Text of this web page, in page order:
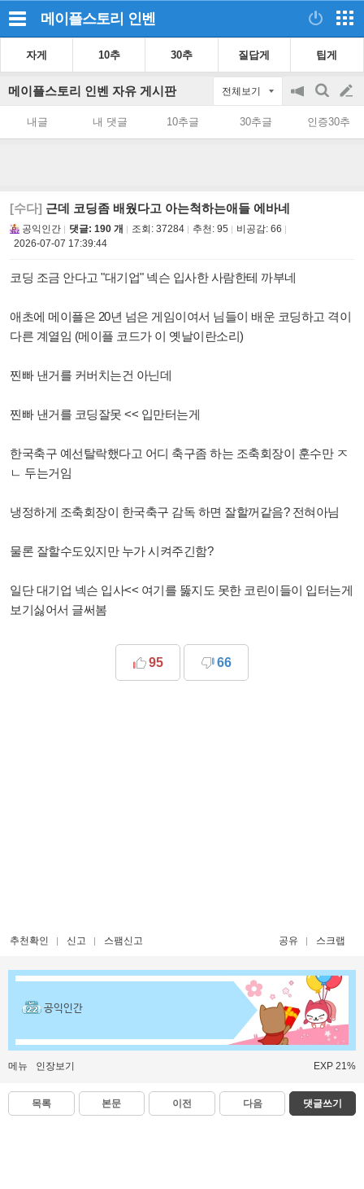
메이플스토리 인벤
자게 10추 30추 질답게 팁게
메이플스토리 인벤 자유 게시판 전체보기
공
on/off
검
색
글
쓰
내글 내 댓글 10추글 30추글 인증30추
[수다] 근데 코딩좀 배웠다고 아는척하는애들 에바네
공익인간 댓글: 190 개 조회: 37284 추천: 95 비공감: 66
2026-07-07 17:39:44
코딩 조금 안다고 "대기업" 넥슨 입사한 사람한테 까부네
애초에 메이플은 20년 넘은 게임이여서 님들이 배운 코딩하고 격이
다른 계열임 (메이플 코드가 이 옛날이란소리)
찐빠 낸거를 커버치는건 아닌데
찐빠 낸거를 코딩잘못 << 입만터는게
한국축구 예선탈락했다고 어디 축구좀 하는 조축회장이 훈수만 ㅈ
ㄴ 두는거임
냉정하게 조축회장이 한국축구 감독 하면 잘할꺼같음? 전혀아님
물론 잘할수도있지만 누가 시켜주긴함?
일단 대기업 넥슨 입사<< 여기를 뚫지도 못한 코린이들이 입터는게
보기싫어서 글써봄
95 66
추천확인 신고 스팸신고 공유 스크랩
공익인간
메뉴 인장보기 EXP 21%
목록 본문 이전 다음 댓글쓰기